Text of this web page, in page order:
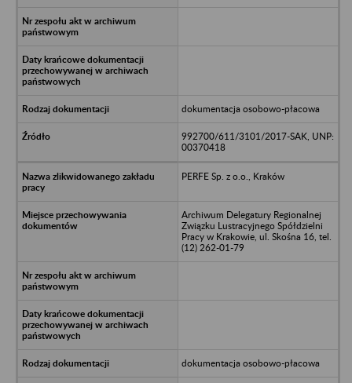
dokumentacja osobowo-płacowa
992700/611/3101/2017-SAK, UNP:
00370418
PERFE Sp. z o.o., Kraków
Archiwum Delegatury Regionalnej
Związku Lustracyjnego Spółdzielni
Pracy w Krakowie, ul. Skośna 16, tel.
(12) 262-01-79
dokumentacja osobowo-płacowa